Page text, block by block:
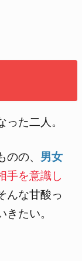
た二人。
の、 男女
手を意識し
んな甘酸っ
たい。